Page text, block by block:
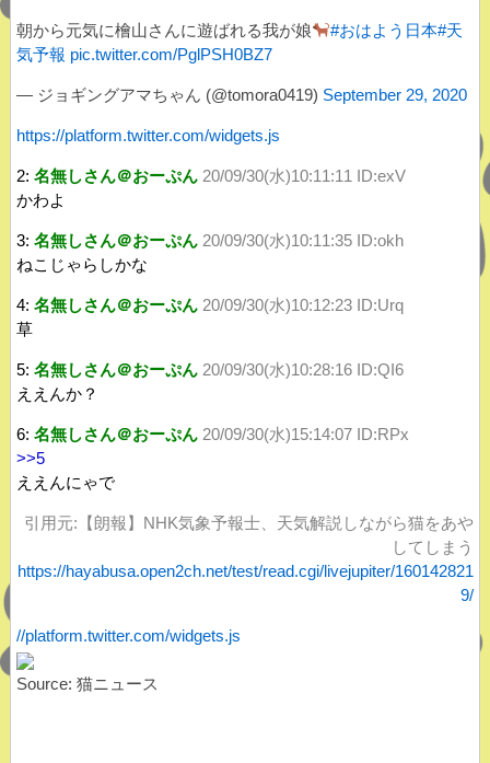
朝から元気に檜山さんに遊ばれる我が娘 #おはよう日本#天
気予報 pic.twitter.com/PglPSH0BZ7
— ジョギングアマちゃん (@tomora0419) September 29, 2020
https://platform.twitter.com/widgets.js
2: 名無しさん＠おーぷん 20/09/30(水)10:11:11 ID:exV
かわよ
3: 名無しさん＠おーぷん 20/09/30(水)10:11:35 ID:okh
ねこじゃらしかな
4: 名無しさん＠おーぷん 20/09/30(水)10:12:23 ID:Urq
草
5: 名無しさん＠おーぷん 20/09/30(水)10:28:16 ID:QI6
ええんか？
6: 名無しさん＠おーぷん 20/09/30(水)15:14:07 ID:RPx
>>5
ええんにゃで
引用元:【朗報】NHK気象予報士、天気解説しながら猫をあや
してしまう
https://hayabusa.open2ch.net/test/read.cgi/livejupiter/160142821
9/
//platform.twitter.com/widgets.js
Source: 猫ニュース